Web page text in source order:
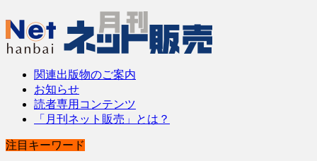
関連出版物のご案内
お知らせ
読者専用コンテンツ
「月刊ネット販売」とは？
注目キーワード